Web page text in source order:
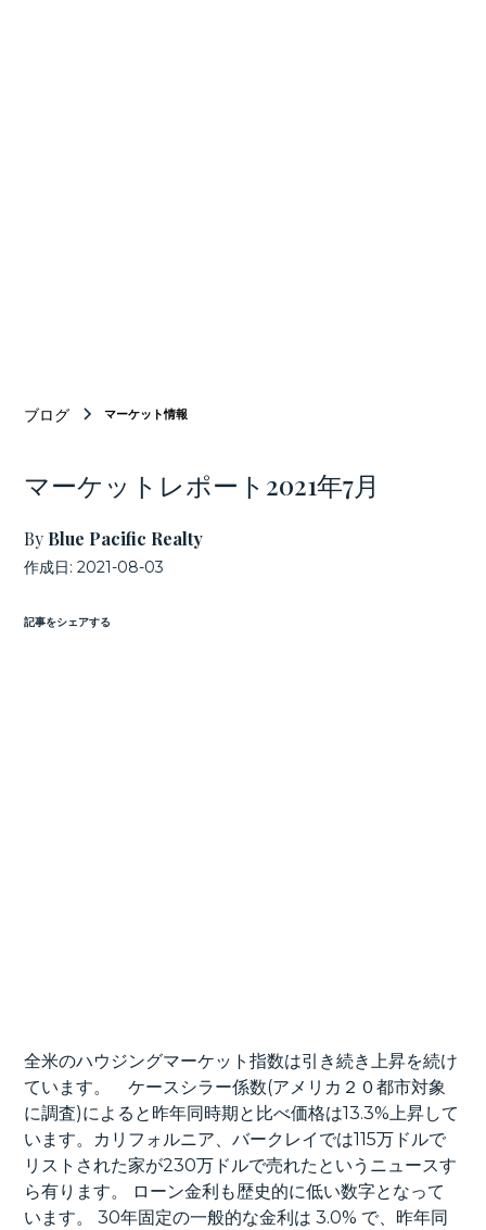
ブログ マーケット情報
マーケットレポート2021年7月
By Blue Pacific Realty
作成日:2021-08-03
記事をシェアする
全米のハウジングマーケット指数は引き続き上昇を続け
ています。 ケースシラー係数(アメリカ２０都市対象
に調査)によると昨年同時期と比べ価格は13.3%上昇して
います。カリフォルニア、バークレイでは115万ドルで
リストされた家が230万ドルで売れたというニュースす
ら有ります。 ローン金利も歴史的に低い数字となって
います。 30年固定の一般的な金利は 3.0% で、昨年同